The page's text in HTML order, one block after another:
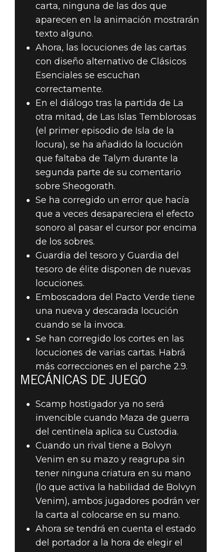
carta, ninguna de las dos que
aparecen en la animación mostrarán
texto alguno.
Ahora, las locuciones de las cartas
con diseño alternativo de Clásicos
Esenciales se escuchan
correctamente.
En el diálogo tras la partida de La
otra mitad, de Las Islas Temblorosas
(el primer episodio de Isla de la
locura), se ha añadido la locución
que faltaba de Talym durante la
segunda parte de su comentario
sobre Sheogorath.
Se ha corregido un error que hacía
que a veces desapareciera el efecto
sonoro al pasar el cursor por encima
de los sobres.
Guardia del tesoro y Guardia del
tesoro de élite disponen de nuevas
locuciones.
Emboscadora del Pacto Verde tiene
una nueva y descarada locución
cuando se la invoca.
Se han corregido los cortes en las
locuciones de varias cartas. Habrá
más correcciones en el parche 2.9.
MECÁNICAS DE JUEGO
Scamp hostigador ya no será
invencible cuando Maza de guerra
del centinela aplica su Custodia.
Cuando un rival tiene a Bolvyn
Venim en su mazo y reagrupa sin
tener ninguna criatura en su mano
(lo que activa la habilidad de Bolvyn
Venim), ambos jugadores podrán ver
la carta al colocarse en su mano.
Ahora se tendrá en cuenta el estado
del portador a la hora de elegir el